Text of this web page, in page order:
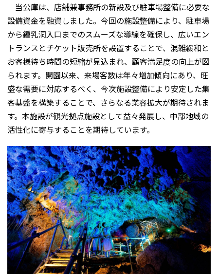
当公庫は、店舗兼事務所の新設及び駐車場整備に必要な
設備資金を融資しました。今回の施設整備により、駐車場
から鍾乳洞入口までのスムーズな導線を確保し、広いエン
トランスとチケット販売所を設置することで、混雑緩和と
お客様待ち時間の短縮が見込まれ、顧客満足度の向上が図
られます。開園以来、来場客数は年々増加傾向にあり、旺
盛な需要に対応するべく、今次施設整備により安定した集
客基盤を構築することで、さらなる業容拡大が期待されま
す。本施設が観光拠点施設として益々発展し、中部地域の
活性化に寄与することを期待しています。